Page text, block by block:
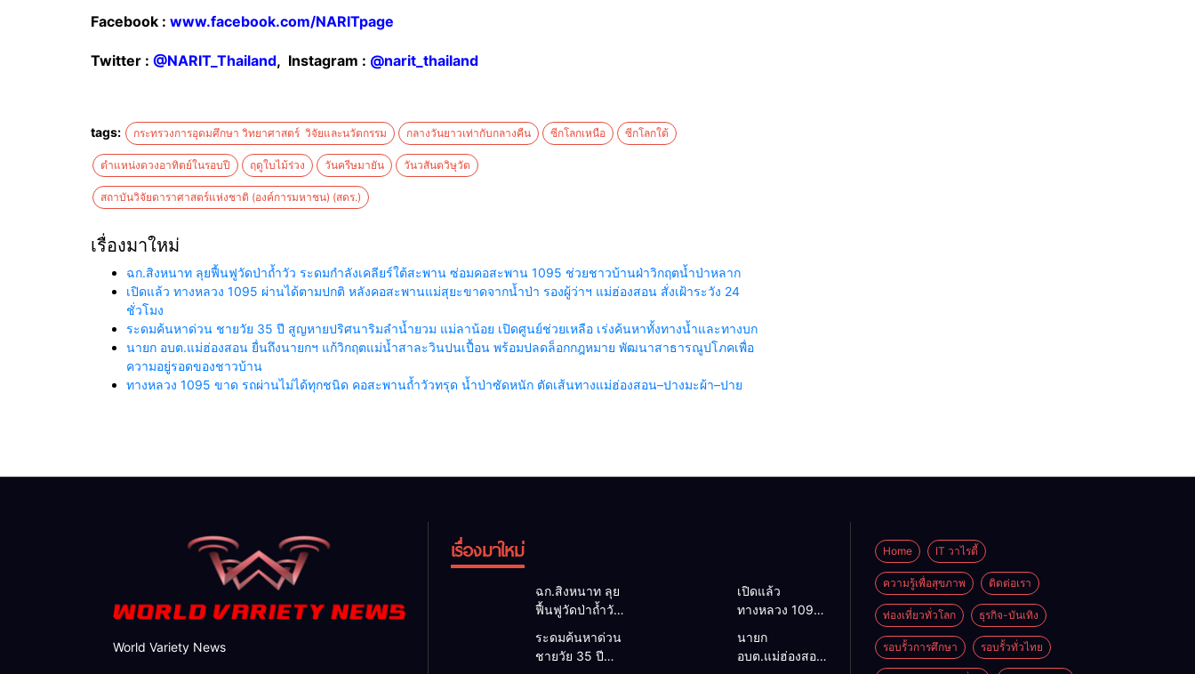
Facebook : www.facebook.com/NARITpage
Twitter : @NARIT_Thailand, Instagram : @narit_thailand
tags: กระทรวงการอุดมศึกษา วิทยาศาสตร์ วิจัยและนวัตกรรม กลางวันยาวเท่ากับกลางคืน ซีกโลกเหนือ ซีกโลกใต้
ตำแหน่งดวงอาทิตย์ในรอบปี ฤดูใบไม้ร่วง วันครีษมายัน วันวสันตวิษุวัต
สถาบันวิจัยดาราศาสตร์แห่งชาติ (องค์การมหาชน) (สดร.)
เรื่องมาใหม่
ฉก.สิงหนาท ลุยฟื้นฟูวัดป่าถ้ำวัว ระดมกำลังเคลียร์ใต้สะพาน ซ่อมคอสะพาน 1095 ช่วยชาวบ้านฝ่าวิกฤตน้ำป่าหลาก
เปิดแล้ว ทางหลวง 1095 ผ่านได้ตามปกติ หลังคอสะพานแม่สุยะขาดจากน้ำป่า รองผู้ว่าฯ แม่ฮ่องสอน สั่งเฝ้าระวัง 24
ชั่วโมง
ระดมค้นหาด่วน ชายวัย 35 ปี สูญหายปริศนาริมลำน้ำยวม แม่ลาน้อย เปิดศูนย์ช่วยเหลือ เร่งค้นหาทั้งทางน้ำและทางบก
นายก อบต.แม่ฮ่องสอน ยื่นถึงนายกฯ แก้วิกฤตแม่น้ำสาละวินปนเปื้อน พร้อมปลดล็อกกฎหมาย พัฒนาสาธารณูปโภคเพื่อ
ความอยู่รอดของชาวบ้าน
ทางหลวง 1095 ขาด รถผ่านไม่ได้ทุกชนิด คอสะพานถ้ำวัวทรุด น้ำป่าซัดหนัก ตัดเส้นทางแม่ฮ่องสอน–ปางมะผ้า–ปาย
World Variety News
เรื่องมาใหม่
ฉก.สิงหนาท ลุย
ฟื้นฟูวัดป่าถ้ำวัว
ระดมกำลัง
เคลียร์ใต้สะพาน
ซ่อมคอสะพาน
เปิดแล้ว
ทางหลวง 1095
หลังคอสะพาน
แม่สุยะขาดจาก
ระดมค้นหาด่วน
ชายวัย 35 ปี
นายก
อบต.แม่ฮ่องสอน
Home IT วาไรตี้
ความรู้เพื่อสุขภาพ ติดต่อเรา
ท่องเที่ยวทั่วโลก ธุรกิจ-บันเทิง
รอบรั้วการศึกษา รอบรั้วทั่วไทย